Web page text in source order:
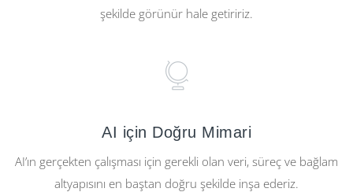
şekilde görünür hale getiririz.
AI için Doğru Mimari
AI’ın gerçekten çalışması için gerekli olan veri, süreç ve bağlam
altyapısını en baştan doğru şekilde inşa ederiz.